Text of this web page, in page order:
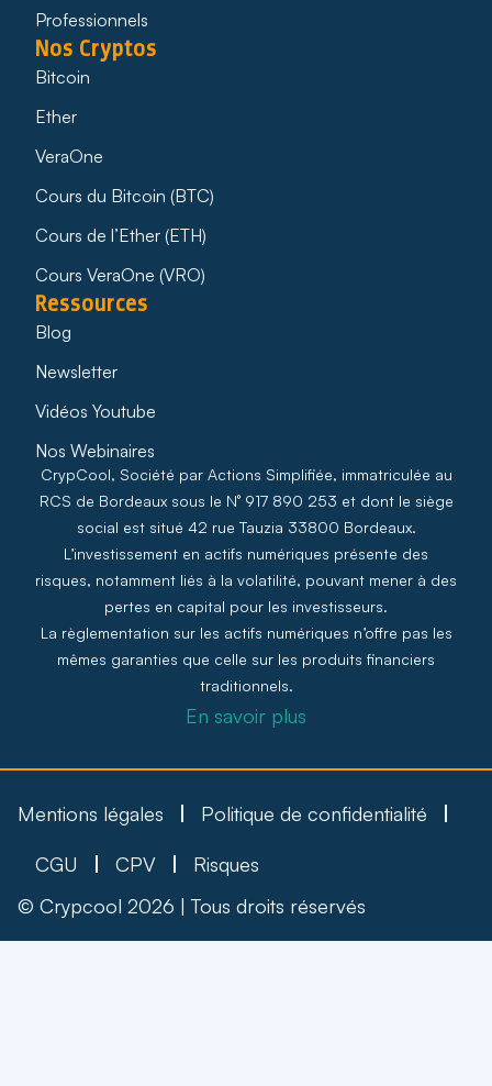
Professionnels
Nos Cryptos
Bitcoin
Ether
VeraOne
Cours du Bitcoin (BTC)
Cours de l’Ether (ETH)
Cours VeraOne (VRO)
Ressources
Blog
Newsletter
Vidéos Youtube
Nos Webinaires
CrypCool, Société par Actions Simplifiée, immatriculée au
RCS de Bordeaux sous le N° 917 890 253 et dont le siège
social est situé 42 rue Tauzia 33800 Bordeaux.
L’investissement en actifs numériques présente des
risques, notamment liés à la volatilité, pouvant mener à des
pertes en capital pour les investisseurs.
La règlementation sur les actifs numériques n’offre pas les
mêmes garanties que celle sur les produits financiers
traditionnels.
En savoir plus
Mentions légales Politique de confidentialité
CGU CPV
Risques
© Crypcool 2026 | Tous droits réservés